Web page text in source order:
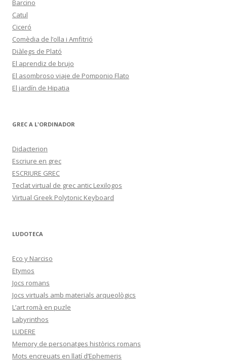
Barcino
Catul
Ciceró
Comèdia de l’olla i Amfitrió
Diàlegs de Plató
El aprendiz de brujo
El asombroso viaje de Pomponio Flato
El jardín de Hipatia
GREC A L'ORDINADOR
Didacterion
Escriure en grec
ESCRIURE GREC
Teclat virtual de grec antic Lexilogos
Virtual Greek Polytonic Keyboard
LUDOTECA
Eco y Narciso
Etymos
Jocs romans
Jocs virtuals amb materials arqueològics
L’art romà en puzle
Labyrinthos
LUDERE
Memory de personatges històrics romans
Mots encreuats en llatí d’Ephemeris